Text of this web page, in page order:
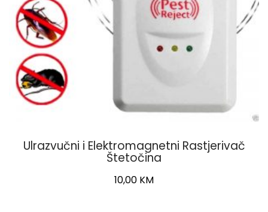
Ulrazvučni i Elektromagnetni Rastjerivač
Štetočina
10,00 KM